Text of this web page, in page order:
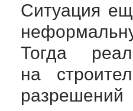
Ситуация
Тогда
на